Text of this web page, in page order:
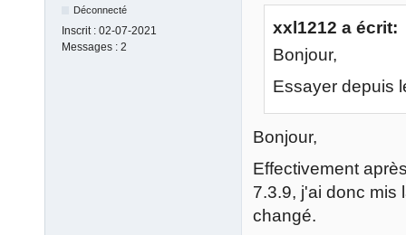
Déconnecté
Inscrit : 02-07-2021
Messages : 2
xxl1212 a écrit:
Bonjour,
Essayer depuis
Bonjour,
Effectivement
7.3.9, j'ai donc mis
changé.